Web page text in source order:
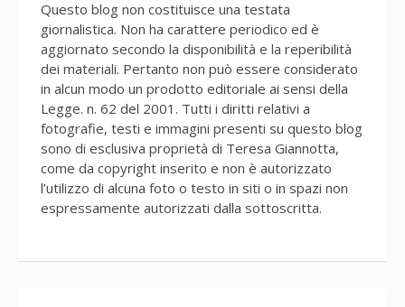
Questo blog non costituisce una testata
giornalistica. Non ha carattere periodico ed è
aggiornato secondo la disponibilità e la reperibilità
dei materiali. Pertanto non può essere considerato
in alcun modo un prodotto editoriale ai sensi della
Legge. n. 62 del 2001. Tutti i diritti relativi a
fotografie, testi e immagini presenti su questo blog
sono di esclusiva proprietà di Teresa Giannotta,
come da copyright inserito e non è autorizzato
l’utilizzo di alcuna foto o testo in siti o in spazi non
espressamente autorizzati dalla sottoscritta.